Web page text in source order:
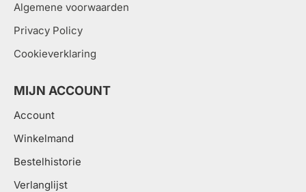
Algemene voorwaarden
Privacy Policy
Cookieverklaring
MIJN ACCOUNT
Account
Winkelmand
Bestelhistorie
Verlanglijst